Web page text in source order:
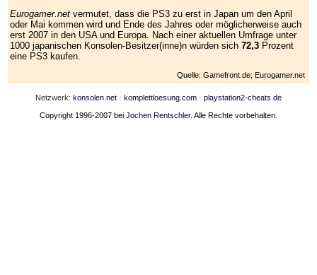
Eurogamer.net vermutet, dass die PS3 zu erst in Japan um den April
oder Mai kommen wird und Ende des Jahres oder möglicherweise auch
erst 2007 in den USA und Europa. Nach einer aktuellen Umfrage unter
1000 japanischen Konsolen-Besitzer(inne)n würden sich72,3 Prozent
eine PS3 kaufen.
Quelle: Gamefront.de; Eurogamer.net
Netzwerk: konsolen.net · komplettloesung.com · playstation2-cheats.de
Copyright 1996-2007 bei Jochen Rentschler. Alle Rechte vorbehalten.